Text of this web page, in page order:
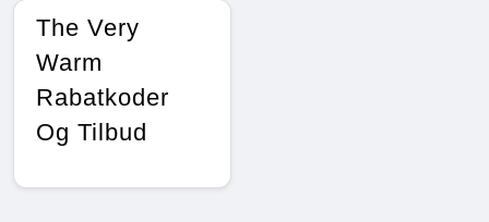
The Very
Warm
Rabatkoder
Og Tilbud